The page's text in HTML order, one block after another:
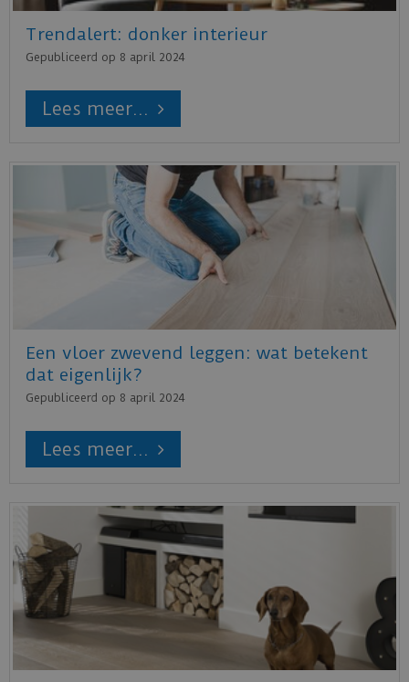
Trendalert: donker interieur
Gepubliceerd op 8 april 2024
Lees meer...
Een vloer zwevend leggen: wat betekent
dat eigenlijk?
Gepubliceerd op 8 april 2024
Lees meer...